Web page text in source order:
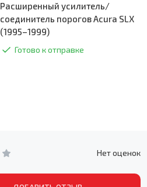
Расширенный усилитель/
соединитель порогов Acura SLX
(1995–1999)
Готово к отправке
Нет оценок